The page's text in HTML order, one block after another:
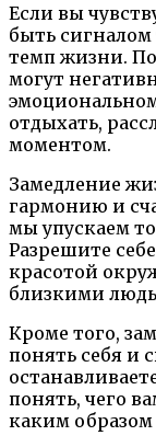
Если вы
быть сигналом
темп жизни.
могут
отдыхать,
моментом.
Замедление
гармонию и
мы упускаем
Разрешите
красотой
близкими
Кроме того,
понять себя и
понять, чего
каким образом